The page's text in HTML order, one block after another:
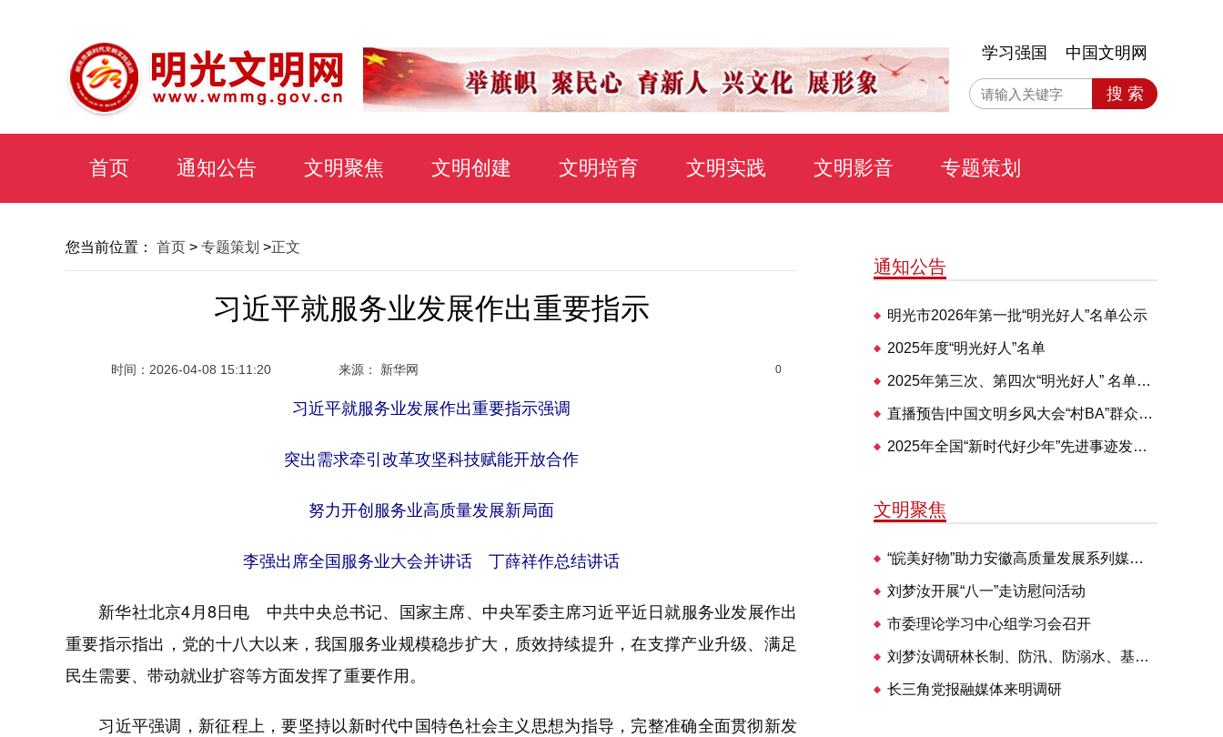
学习强国 中国文明网
搜 索
首页 通知公告 文明聚焦 文明创建 文明培育 文明实践 文明影音 专题策划
您当前位置： 首页 > 专题策划 >正文
习近平就服务业发展作出重要指示
时间： 2026-04-08 15:11:20 来源： 新华网 0
习近平就服务业发展作出重要指示强调
突出需求牵引改革攻坚科技赋能开放合作
努力开创服务业高质量发展新局面
李强出席全国服务业大会并讲话 丁薛祥作总结讲话
新华社北京4月8日电 中共中央总书记、国家主席、中央军委主席习近平近日就服务业发展作出
重要指示指出，党的十八大以来，我国服务业规模稳步扩大，质效持续提升，在支撑产业升级、满足
民生需要、带动就业扩容等方面发挥了重要作用。
习近平强调，新征程上，要坚持以新时代中国特色社会主义思想为指导，完整准确全面贯彻新发
通知公告
明光市2026年第一批“明光好人”名单公示
2025年度“明光好人”名单
2025年第三次、第四次“明光好人” 名单公布
直播预告|中国文明乡风大会“村BA”群众体育交流活动28日举办
2025年全国“新时代好少年”先进事迹发布仪式即将播出
文明聚焦
“皖美好物”助力安徽高质量发展系列媒体见面会走进明光
刘梦汝开展“八一”走访慰问活动
市委理论学习中心组学习会召开
刘梦汝调研林长制、防汛、防溺水、基层治理等工作
长三角党报融媒体来明调研